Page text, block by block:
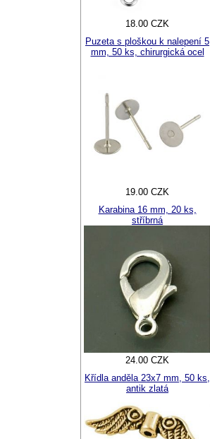
18.00 CZK
Puzeta s ploškou k nalepení 5
mm, 50 ks, chirurgická ocel
19.00 CZK
Karabina 16 mm, 20 ks,
stříbrná
24.00 CZK
Křídla anděla 23x7 mm, 50 ks,
antik zlatá